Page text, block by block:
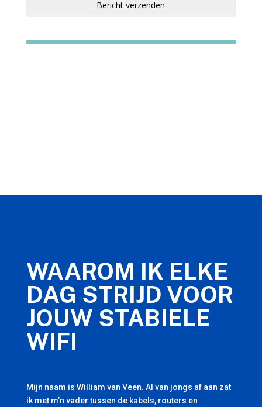
Bericht verzenden
WAAROM IK ELKE
DAG STRIJD VOOR
JOUW STABIELE
WIFI
Mijn naam is William van Veen. Al van jongs af aan zat
ik met m’n vader tussen de kabels, routers en